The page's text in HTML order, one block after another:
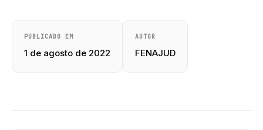
PUBLICADO EM
1 de agosto de 2022
AUTOR
FENAJUD